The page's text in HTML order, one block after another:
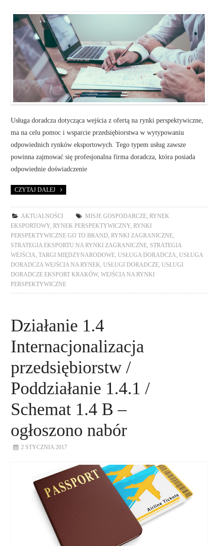
Usługa doradcza dotycząca wejścia z ofertą na rynki perspektywiczne,
ma na celu pomoc i wsparcie przedsiębiorstwa w wytypowaniu
odpowiednich rynków eksportowych. Tego typem usług zawsze
powinna zajmować się profesjonalna firma doradcza, która posiada
odpowiednie doświadczenie
CZYTAJ DALEJ
AKTUALNOŚCI MISJE GOSPODARCZE
RYNEK
EKSPORTOWY
RYNEK PERSPEKTYWICZNY
RYNKI
PERSPEKTYWICZNE GO TO BRAND
RYNKI ZAGRANICZNE
STRATEGIA EKSPORTU NA RYNKI ZAGRANICZNE STRATEGIA
WEJŚCIA ,TARGI MIĘDZYNARODOWE USŁUGA DORADCZA
USŁUGA
DORADCZA WEJŚCIA NA RYNEK
USŁUGI DORADCZE USŁUGI
DORADCZE EKSPORT KRAKÓW, WEJŚCIA NA RYNKI
PERSPEKTYWICZNE
Działanie 1.4
Internacjonalizacja
przedsiębiorstw /
Poddziałanie 1.4.1 /
Schemat 1.4 B –
ogłoszono nabór
2 STYCZNIA 2017